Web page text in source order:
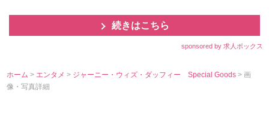
続きはこちら
sponsored by 求人ボックス
ホーム > エンタメ> ジャーニー・ウィズ・ダッフィー Special Goods> 画
像・写真詳細